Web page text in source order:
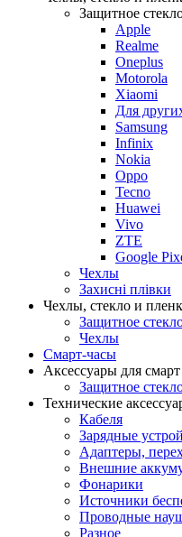
Защитное
Apple
Realme
Oneplus
Motorola
Xiaomi
Для
Samsung
Infinix
Nokia
Oppo
Tecno
Huawei
Vivo
ZTE
Google
Чехлы
Захисні плівки
Чехлы, стекло и
Защитное
Чехлы
Смарт-часы
Аксессуары для смарт
Защитное
Технические
Кабеля
Зарядные
Адаптеры,
Внешние
Фонарики
Источники
Проводные
Разное